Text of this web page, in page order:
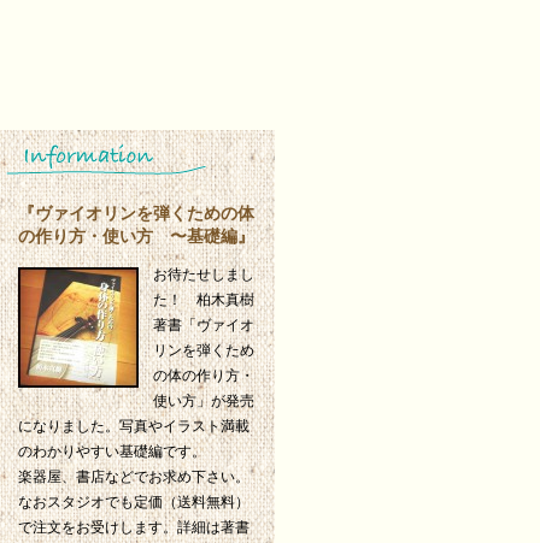
『ヴァイオリンを弾くための体
の作り方・使い方 〜基礎編』
お待たせしまし
た！ 柏木真樹
著書「ヴァイオ
リンを弾くため
の体の作り方・
使い方」が発売
になりました。写真やイラスト満載
のわかりやすい基礎編です。
楽器屋、書店などでお求め下さい。
なおスタジオでも定価（送料無料）
で注文をお受けします。詳細は著書